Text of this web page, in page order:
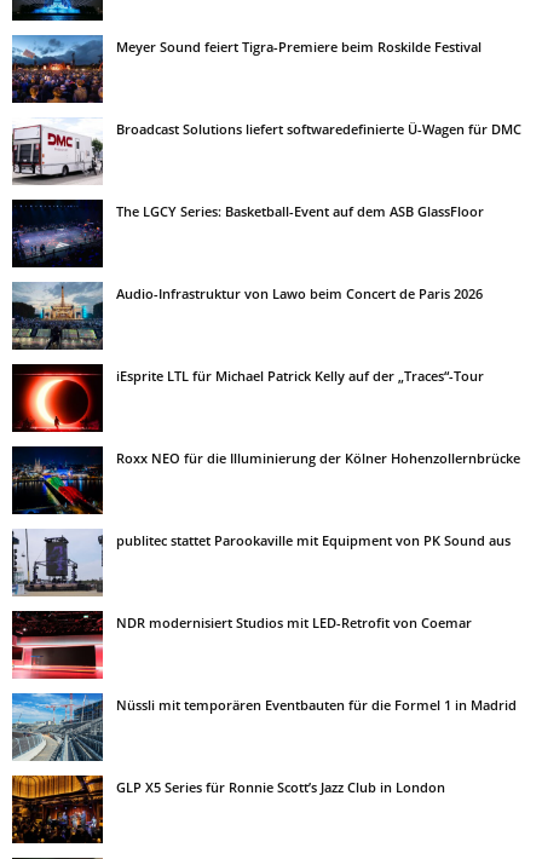
Meyer Sound feiert Tigra-Premiere beim Roskilde Festival
Broadcast Solutions liefert softwaredefinierte Ü-Wagen für DMC
The LGCY Series: Basketball-Event auf dem ASB GlassFloor
Audio-Infrastruktur von Lawo beim Concert de Paris 2026
iEsprite LTL für Michael Patrick Kelly auf der „Traces“-Tour
Roxx NEO für die Illuminierung der Kölner Hohenzollernbrücke
publitec stattet Parookaville mit Equipment von PK Sound aus
NDR modernisiert Studios mit LED-Retrofit von Coemar
Nüssli mit temporären Eventbauten für die Formel 1 in Madrid
GLP X5 Series für Ronnie Scott’s Jazz Club in London